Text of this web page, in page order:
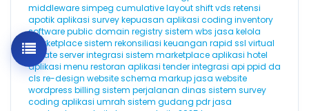
middlewaresimpeg cumulative layout shiftvds retensi
apotikaplikasi survey kepuasan aplikasi coding inventory
softwarepublic domain registrysistem wbs jasa kelola
marketplacesistem rekonsiliasi keuangan rapid ssl virtual
private serverintegrasi sistem marketplaceaplikasi hotel
aplikasi menu restoran aplikasi tenderintegrasi api ppid da
cls re-design websiteschema markupjasa website
wordpress billing sistem perjalanan dinas sistem survey
coding aplikasi umrah sistem gudang pdrjasa